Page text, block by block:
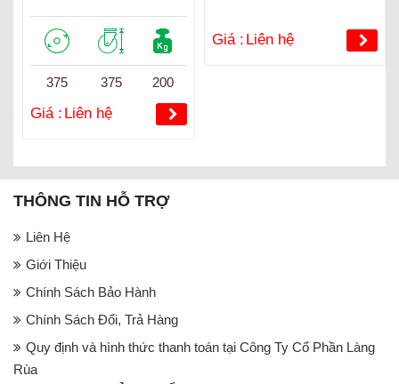
375 375 200
Giá : Liên hệ
Giá : Liên hệ
THÔNG TIN HỖ TRỢ
Liên Hệ
Giới Thiệu
Chính Sách Bảo Hành
Chính Sách Đổi, Trả Hàng
Quy định và hình thức thanh toán tại Công Ty Cổ Phần Làng
Rùa